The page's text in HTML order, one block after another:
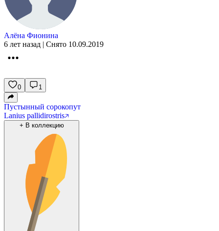
Алёна Фионина
6 лет назад | Снято 10.09.2019
0 1
Пустынный сорокопут
Lanius pallidirostris
+ В коллекцию